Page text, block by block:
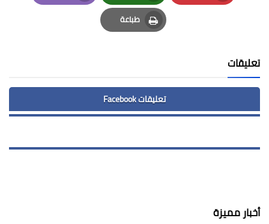
Pinterest
Whatsapp
Email
طباعة
Print
تعليقات
تعليقات Facebook
أخبار مميزة